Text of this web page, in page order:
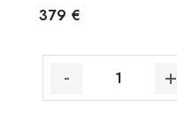
379 €